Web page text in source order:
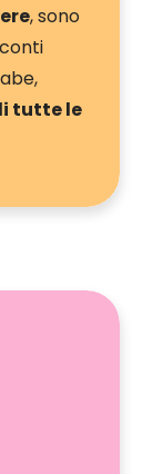
, sono
tutte le